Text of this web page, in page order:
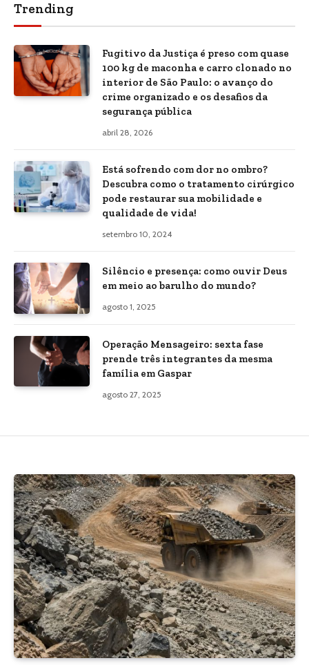
Trending
Fugitivo da Justiça é preso com quase
100 kg de maconha e carro clonado no
interior de São Paulo: o avanço do
crime organizado e os desafios da
segurança pública
abril 28, 2026
Está sofrendo com dor no ombro?
Descubra como o tratamento cirúrgico
pode restaurar sua mobilidade e
qualidade de vida!
setembro 10, 2024
Silêncio e presença: como ouvir Deus
em meio ao barulho do mundo?
agosto 1, 2025
Operação Mensageiro: sexta fase
prende três integrantes da mesma
família em Gaspar
agosto 27, 2025